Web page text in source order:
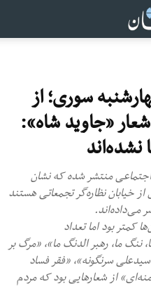
سوری؛ از
«جاوید شاه»:
منتشر شده که نشان
نظاره‌گر تجمعاتی هستند
می‌داده‌اند.
کمتر بود اما تعداد
ما، رهبر الدنگ ما»، «مرگ بر
سرنگونه»، «فقر فساد
از شعارهایی بود که مردم